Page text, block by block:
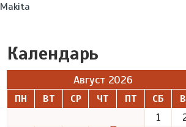
Makita
Календарь
Август 2026
ПН ВТ СР ЧТ ПТ СБ
1